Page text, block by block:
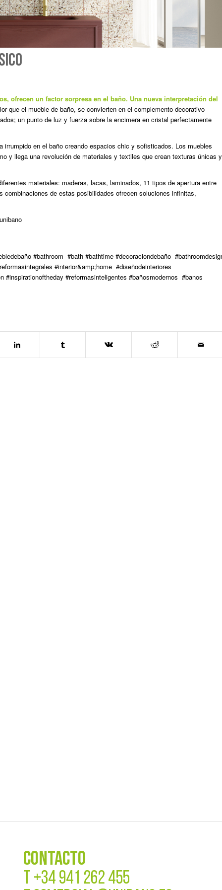
ofrecen un factor sorpresa en el baño. Una nueva interpretación del
que el mueble de baño, se convierten en el complemento decorativo
un punto de luz y fuerza sobre la encimera en cristal perfectamente
en el baño creando espacios chic y sofisticados. Los muebles
y llega una revolución de materiales y textiles que crean texturas únicas y
materiales: maderas, lacas, laminados, 11 tipos de apertura entre
de estas posibilidades ofrecen soluciones infinitas,
#bathroom #bath #bathtime #decoraciondebaño
#interior&amp;home #diseñodeinteriores
#inspirationoftheday #reformasinteligentes #bañosmodernos #banos
CONTACTO
T +34 941 262 455